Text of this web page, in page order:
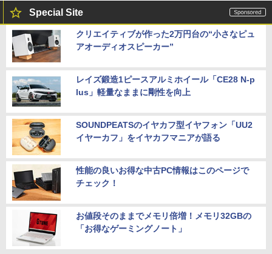
Special Site
クリエイティブが作った2万円台の“小さなピュ
アオーディオスピーカー”
レイズ鍛造1ピースアルミホイール「CE28 N-p
lus」軽量なままに剛性を向上
SOUNDPEATSのイヤカフ型イヤフォン「UU2
イヤーカフ」をイヤカフマニアが語る
性能の良いお得な中古PC情報はこのページで
チェック！
お値段そのままでメモリ倍増！メモリ32GBの
「お得なゲーミングノート」